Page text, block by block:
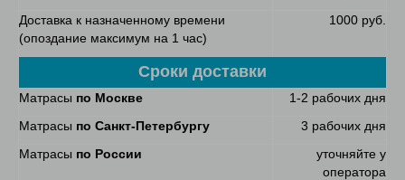
Доставка к назначенному времени
(опоздание максимум на 1 час)
1000 руб.
Сроки доставки
Матрасы по Москве
1-2 рабочих дня
Матрасы по Санкт-Петербургу
3 рабочих дня
Матрасы по России
уточняйте у
оператора